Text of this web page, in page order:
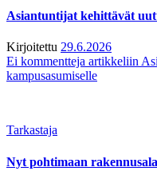
Asiantuntijat kehittävät
Kirjoitettu 29.6.2026
Ei kommentteja artikkeliin
kampusasumiselle
Tarkastaja
Nyt pohtimaan